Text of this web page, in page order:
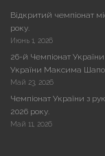
Відкритий чемпіонат
року.
Июнь 1, 2026
26-й Чемпіонат
України Максима
Май 23, 2026
Чемпіонат України з
2026 року.
Май 11, 2026